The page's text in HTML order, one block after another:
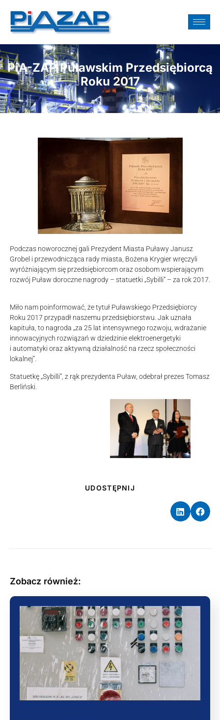
PiA-ZAP Puławskim Przedsiębiorcą
Roku 2017
Podczas noworocznej gali Prezydent Miasta Puławy Janusz
Grobel i przewodnicząca rady miasta, Bożena Krygier wręczyli
wyróżniającym się przedsiębiorcom oraz osobom wspierającym
rozwój Puław doroczne nagrody – statuetki „Sybilli” – za rok 2017.
Miło nam poinformować, że tytuł Puławskiego Przedsiębiorcy
Roku 2017 przypadł naszemu przedsiębiorstwu. Jak uznała
kapituła, to nagroda „za 25 lat intensywnego rozwoju, wdrażanie
innowacyjnych rozwiązań w dziedzinie elektroenergetyki
i automatyki oraz aktywną działalność na rzecz społeczności
lokalnej”.
Statuetkę „Sybilli”, z rąk prezydenta Puław, odebrał prezes Tomasz
Berliński.
UDOSTĘPNIJ
Zobacz również: